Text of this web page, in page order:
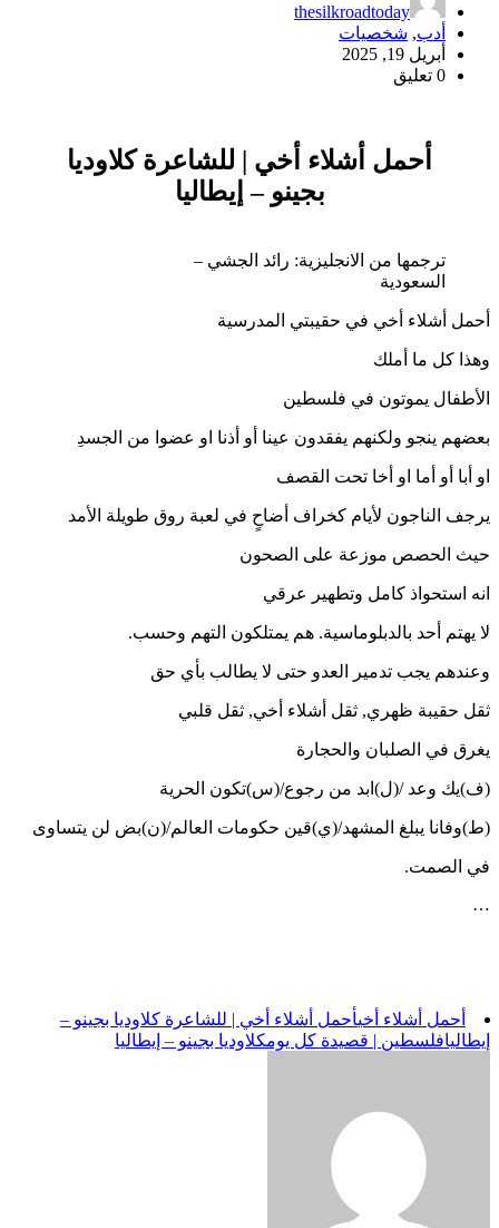
thesilkroadtoday
أدب, شخصيات
أبريل 19, 2025
0 تعليق
أحمل أشلاء أخي | للشاعرة كلاوديا
بجينو – إيطاليا
ترجمها من الانجليزية: رائد الجشي –
السعودية
أحمل أشلاء أخي في حقيبتي المدرسية
وهذا كل ما أملك
الأطفال يموتون في فلسطين
بعضهم ينجو ولكنهم يفقدون عينا أو أذنا او عضوا من الجسدِ
او أبا أو أما او أخا تحت القصف
يرجف الناجون لأيام كخراف أضاحٍ في لعبة روق طويلة الأمد
حيث الحصص موزعة على الصحون
انه استحواذ كامل وتطهير عرقي
لا يهتم أحد بالدبلوماسية. هم يمتلكون التهم وحسب.
وعندهم يجب تدمير العدو حتى لا يطالب بأي حق
ثقل حقيبة ظهري, ثقل أشلاء أخي, ثقل قلبي
يغرق في الصلبان والحجارة
(ف)يك وعد /(ل)ابد من رجوع/(س)تكون الحرية
(ط)وفانا يبلغ المشهد/(ي)قين حكومات العالم/(ن)بض لن يتساوى
في الصمت.
…
أحمل أشلاء أخيأحمل أشلاء أخي | للشاعرة كلاوديا بجينو –
إيطاليافلسطين | قصيدة كل يومكلاوديا بجينو – إيطاليا